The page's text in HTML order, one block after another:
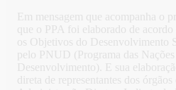
Em mensagem que acompanha o
que o PPA foi elaborado de
os Objetivos do Desenvolvimento
pelo PNUD (Programa das
Desenvolvimento). E sua
direta de representantes dos órgãos